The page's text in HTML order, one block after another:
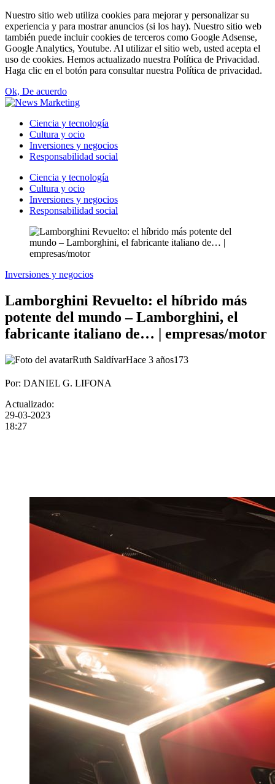
Nuestro sitio web utiliza cookies para mejorar y personalizar su
experiencia y para mostrar anuncios (si los hay). Nuestro sitio web
también puede incluir cookies de terceros como Google Adsense,
Google Analytics, Youtube. Al utilizar el sitio web, usted acepta el
uso de cookies. Hemos actualizado nuestra Política de Privacidad.
Haga clic en el botón para consultar nuestra Política de privacidad.
Ok, De acuerdo
Ciencia y tecnología
Cultura y ocio
Inversiones y negocios
Responsabilidad social
Ciencia y tecnología
Cultura y ocio
Inversiones y negocios
Responsabilidad social
Inversiones y negocios
Lamborghini Revuelto: el híbrido más
potente del mundo – Lamborghini, el
fabricante italiano de… | empresas/motor
Ruth SaldívarHace 3 años173
Por: DANIEL G. LIFONA
Actualizado:
29-03-2023
18:27